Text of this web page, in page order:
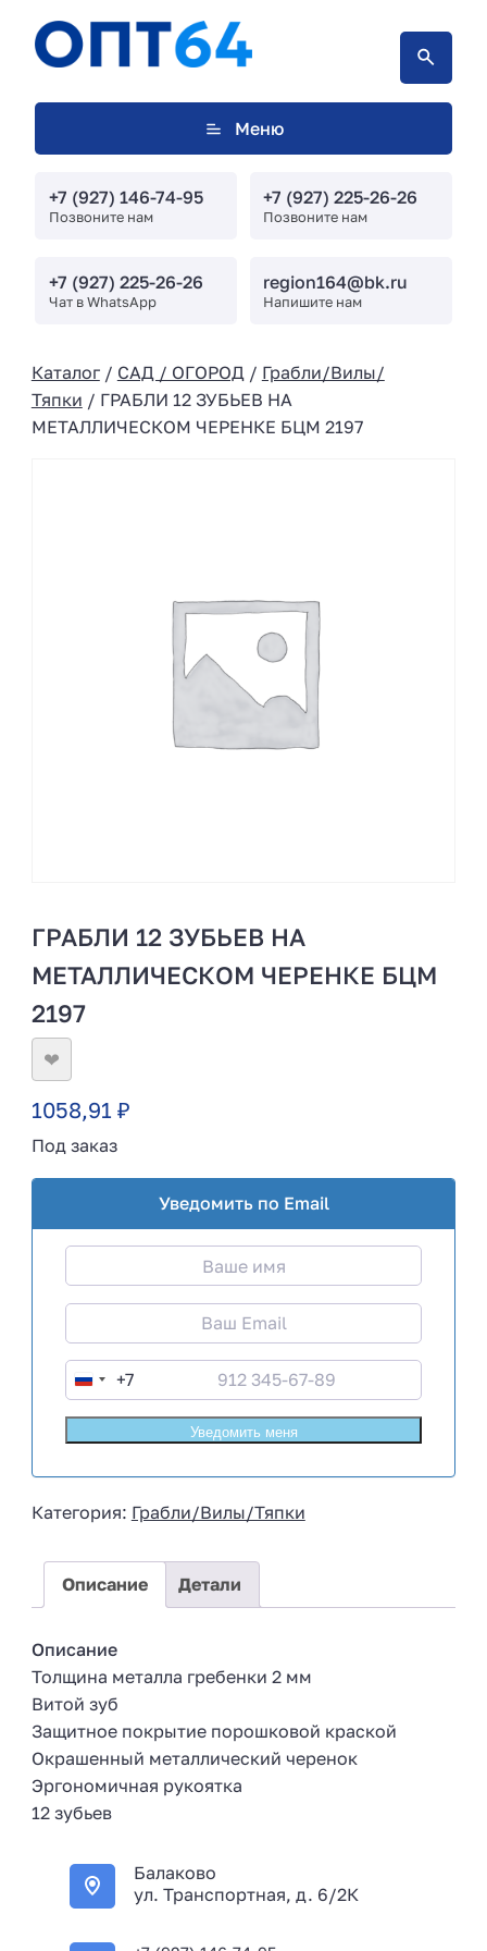
Меню
+7 (927) 146-74-95
Позвоните нам
+7 (927) 225-26-26
Позвоните нам
+7 (927) 225-26-26
Чат в WhatsApp
region164@bk.ru
Напишите нам
Каталог/ САД / ОГОРОД / Грабли/Вилы/
Тяпки / ГРАБЛИ 12 ЗУБЬЕВ НА
МЕТАЛЛИЧЕСКОМ ЧЕРЕНКЕ БЦМ 2197
ГРАБЛИ 12 ЗУБЬЕВ НА
МЕТАЛЛИЧЕСКОМ ЧЕРЕНКЕ БЦМ
2197
❤
1058,91 ₽
Под заказ
Уведомить по Email
R
u
s
a
7
+7
Категория: Грабли/Вилы/Тяпки
Описание Детали
Описание
Толщина металла гребенки 2 мм
Витой зуб
Защитное покрытие порошковой краской
Окрашенный металлический черенок
Эргономичная рукоятка
12 зубьев
Балаково
ул. Транспортная, д. 6/2К